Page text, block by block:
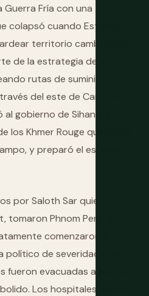
Guerra Fría con una
colapsó cuando Estados
territorio camboyano
de la estrategia de la
rutas de suministro
del este de Camboya. El
gobierno de Sihanouk,
los Khmer Rouge que había
y preparó el escenario
por Saloth Sar quien
Phnom Penh el 17
comenzaron a
de severidad casi
fueron evacuadas a punta
Los hospitales fueron